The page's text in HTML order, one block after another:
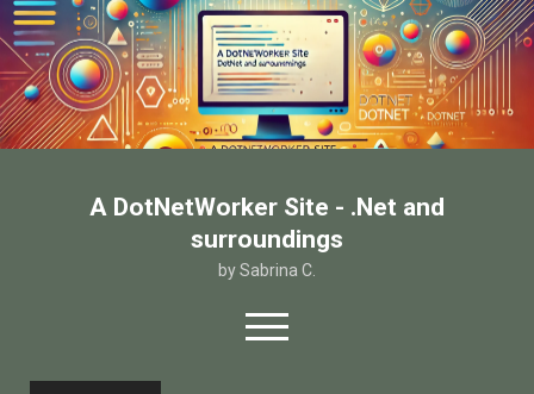
A DotNetWorker Site - .Net and
surroundings
by Sabrina C.
open
menu